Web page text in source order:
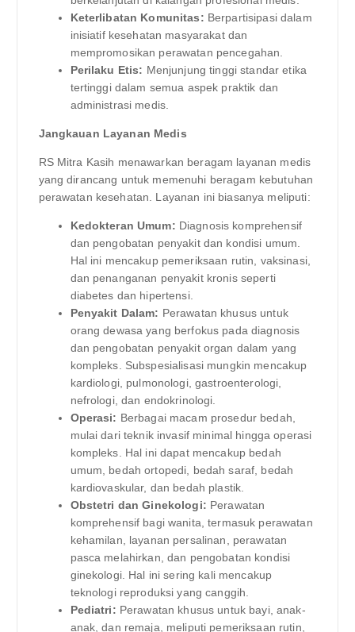
Keterlibatan Komunitas: Berpartisipasi dalam
inisiatif kesehatan masyarakat dan
mempromosikan perawatan pencegahan.
Perilaku Etis: Menjunjung tinggi standar etika
tertinggi dalam semua aspek praktik dan
administrasi medis.
Jangkauan Layanan Medis
RS Mitra Kasih menawarkan beragam layanan medis
yang dirancang untuk memenuhi beragam kebutuhan
perawatan kesehatan. Layanan ini biasanya meliputi:
Kedokteran Umum: Diagnosis komprehensif
dan pengobatan penyakit dan kondisi umum.
Hal ini mencakup pemeriksaan rutin, vaksinasi,
dan penanganan penyakit kronis seperti
diabetes dan hipertensi.
Penyakit Dalam: Perawatan khusus untuk
orang dewasa yang berfokus pada diagnosis
dan pengobatan penyakit organ dalam yang
kompleks. Subspesialisasi mungkin mencakup
kardiologi, pulmonologi, gastroenterologi,
nefrologi, dan endokrinologi.
Operasi: Berbagai macam prosedur bedah,
mulai dari teknik invasif minimal hingga operasi
kompleks. Hal ini dapat mencakup bedah
umum, bedah ortopedi, bedah saraf, bedah
kardiovaskular, dan bedah plastik.
Obstetri dan Ginekologi: Perawatan
komprehensif bagi wanita, termasuk perawatan
kehamilan, layanan persalinan, perawatan
pasca melahirkan, dan pengobatan kondisi
ginekologi. Hal ini sering kali mencakup
teknologi reproduksi yang canggih.
Pediatri: Perawatan khusus untuk bayi, anak-
anak, dan remaja, meliputi pemeriksaan rutin,